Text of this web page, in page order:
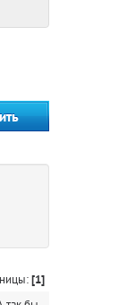
[1]